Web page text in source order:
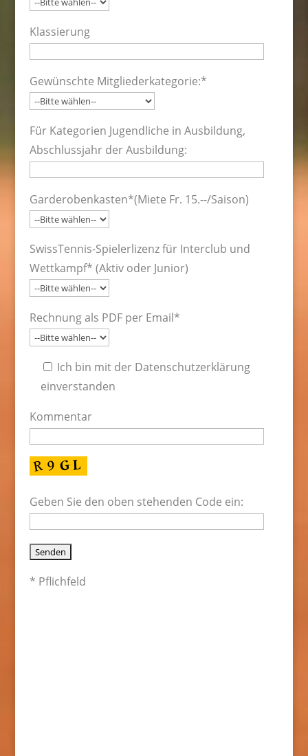
Klassierung
Gewünschte Mitgliederkategorie:*
Für Kategorien Jugendliche in Ausbildung,
Abschlussjahr der Ausbildung:
Garderobenkasten*(Miete Fr. 15.--/Saison)
SwissTennis-Spielerlizenz für Interclub und
Wettkampf* (Aktiv oder Junior)
Rechnung als PDF per Email*
Ich bin mit der Datenschutzerklärung
einverstanden
Kommentar
Geben Sie den oben stehenden Code ein:
* Pflichfeld